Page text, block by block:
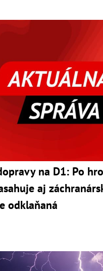
na D1: Po
aj
odklaňaná